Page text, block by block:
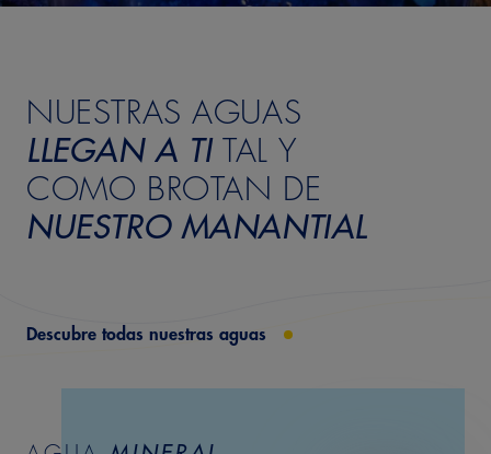
ESTRUCTURA
3 – Con estructura
NUESTRAS AGUAS
LLEGAN A TITAL Y
COMO BROTAN DE
NUESTRO MANANTIAL
Descubre todas nuestras aguas